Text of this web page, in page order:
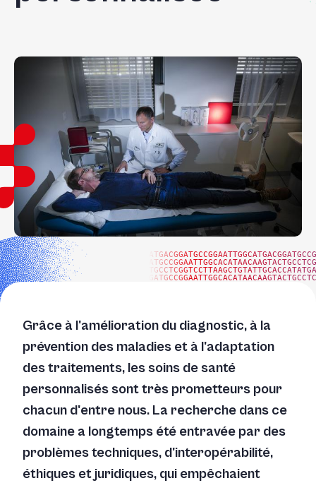
Grâce à l'amélioration du diagnostic, à la
prévention des maladies et à l'adaptation
des traitements, les soins de santé
personnalisés sont très prometteurs pour
chacun d'entre nous. La recherche dans ce
domaine a longtemps été entravée par des
problèmes techniques, d'interopérabilité,
éthiques et juridiques, qui empêchaient